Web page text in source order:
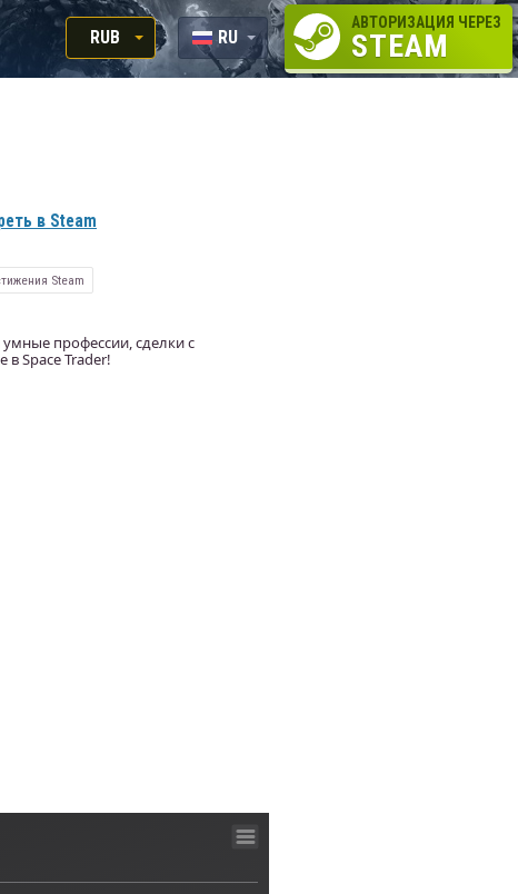
RUB
RUB
RU
EN
АВТОРИЗАЦИЯ ЧЕРЕЗ
STEAM
в Steam
Steam
умные профессии, сделки с
Space Trader!